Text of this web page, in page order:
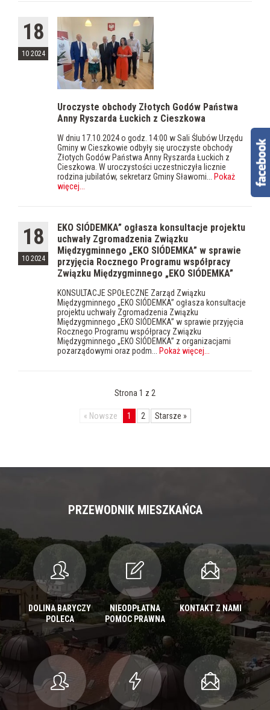
18
10 2024
Uroczyste obchody Złotych Godów Państwa
Anny Ryszarda Łuckich z Cieszkowa
W dniu 17.10.2024 o godz. 14:00 w Sali Ślubów Urzędu
Gminy w Cieszkowie odbyły się uroczyste obchody
Złotych Godów Państwa Anny Ryszarda Łuckich z
Cieszkowa. W uroczystości uczestniczyła licznie
rodzina jubilatów, sekretarz Gminy Sławomi...
Pokaż
więcej
18
10 2024
EKO SIÓDEMKA” ogłasza konsultacje projektu
uchwały Zgromadzenia Związku
Międzygminnego „EKO SIÓDEMKA” w sprawie
przyjęcia Rocznego Programu współpracy
Związku Międzygminnego „EKO SIÓDEMKA”
KONSULTACJE SPOŁECZNE Zarząd Związku
Międzygminnego „EKO SIÓDEMKA” ogłasza konsultacje
projektu uchwały Zgromadzenia Związku
Międzygminnego „EKO SIÓDEMKA” w sprawie przyjęcia
Rocznego Programu współpracy Związku
Międzygminnego „EKO SIÓDEMKA” z organizacjami
pozarządowymi oraz podm...
Pokaż więcej
Strona 1 z 2
« Nowsze 1 2 Starsze »
PRZEWODNIK MIESZKAŃCA
DOLINA BARYCZY
POLECA
NIEODPŁATNA
POMOC PRAWNA
KONTAKT Z NAMI